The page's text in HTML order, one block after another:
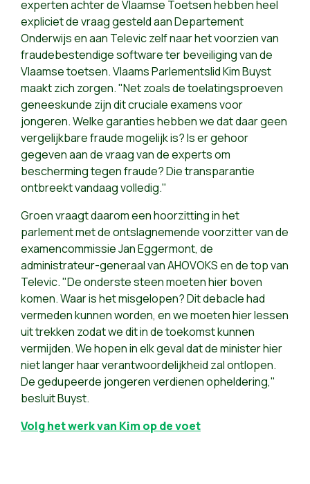
experten achter de Vlaamse Toetsen hebben heel
expliciet de vraag gesteld aan Departement
Onderwijs en aan Televic zelf naar het voorzien van
fraudebestendige software ter beveiliging van de
Vlaamse toetsen. Vlaams Parlementslid Kim Buyst
maakt zich zorgen. "Net zoals de toelatingsproeven
geneeskunde zijn dit cruciale examens voor
jongeren. Welke garanties hebben we dat daar geen
vergelijkbare fraude mogelijk is? Is er gehoor
gegeven aan de vraag van de experts om
bescherming tegen fraude? Die transparantie
ontbreekt vandaag volledig."
Groen vraagt daarom een hoorzitting in het
parlement met de ontslagnemende voorzitter van de
examencommissie Jan Eggermont, de
administrateur-generaal van AHOVOKS en de top van
Televic. "De onderste steen moeten hier boven
komen. Waar is het misgelopen? Dit debacle had
vermeden kunnen worden, en we moeten hier lessen
uit trekken zodat we dit in de toekomst kunnen
vermijden. We hopen in elk geval dat de minister hier
niet langer haar verantwoordelijkheid zal ontlopen.
De gedupeerde jongeren verdienen opheldering,"
besluit Buyst.
Volg het werk van Kim op de voet